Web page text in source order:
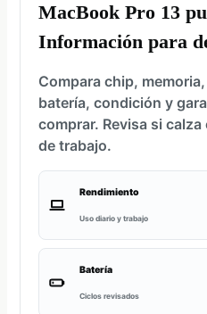
MacBook Pro 13
Información para
Compara chip,
batería, condición y
comprar. Revisa si
de trabajo.
Rendimiento
Uso diario y trabajo
Batería
Ciclos revisados